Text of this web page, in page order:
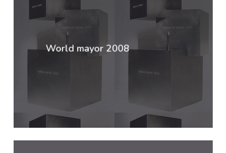
World mayor 2008